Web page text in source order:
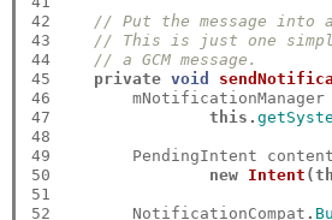
42
43
44
45
46
47
48
49
50
51
52
// Put the message
// This is just one
// a GCM message.
private void
        mNotificationManager
this.
PendingIntent
new
Intent
        NotificationCompat
.